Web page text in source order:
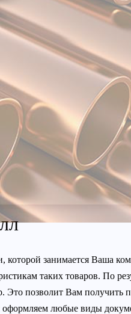
которой занимается Ваша
таких товаров. По
Это позволит Вам получить
любые виды